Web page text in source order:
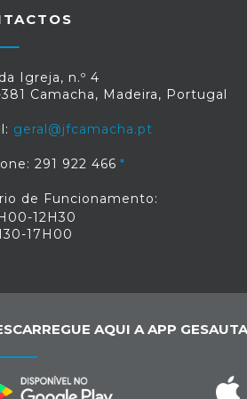
Igreja, n.º 4
381 Camacha, Madeira, Portugal
geral@jfcamacha.pt
291 922 466
de Funcionamento:
12H30
17H00
AQUI A APP